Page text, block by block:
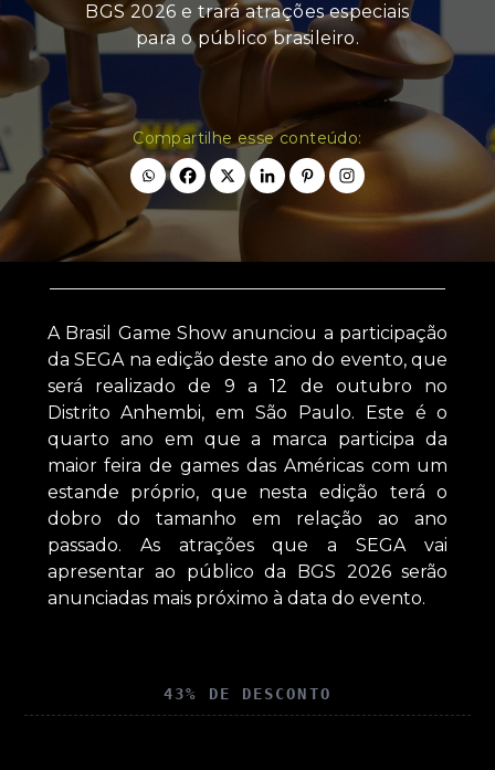
BGS 2026 e trará atrações especiais
para o público brasileiro.
Compartilhe esse conteúdo:
A Brasil Game Show anunciou a participação
da SEGA na edição deste ano do evento, que
será realizado de 9 a 12 de outubro no
Distrito Anhembi, em São Paulo. Este é o
quarto ano em que a marca participa da
maior feira de games das Américas com um
estande próprio, que nesta edição terá o
dobro do tamanho em relação ao ano
passado. As atrações que a SEGA vai
apresentar ao público da BGS 2026 serão
anunciadas mais próximo à data do evento.
43% DE DESCONTO